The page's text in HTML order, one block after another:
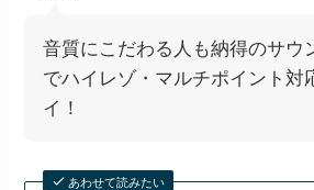
音質にこだわる人も納得のサウ
でハイレゾ・マルチポイント対
イ！
あわせて読みたい